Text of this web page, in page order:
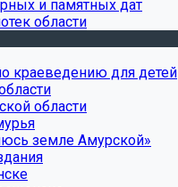
и памятных дат
области
краеведению для детей
области
земле Амурской»